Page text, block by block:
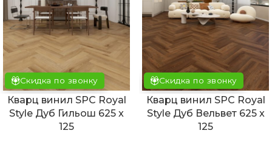
Скидка по звонку
Кварц винил SPC Royal
Style Дуб Гильош 625 x
125
Скидка по звонку
Кварц винил SPC Royal
Style Дуб Вельвет 625 x
125